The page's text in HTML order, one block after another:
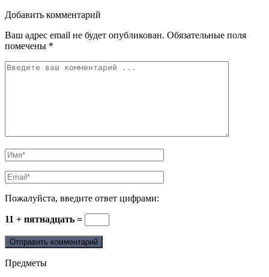
Добавить комментарий
Ваш адрес email не будет опубликован. Обязательные поля
помечены *
Пожалуйста, введите ответ цифрами:
11 + пятнадцать =
Предметы